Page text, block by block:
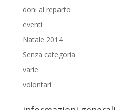
doni al reparto
eventi
Natale 2014
Senza categoria
varie
volontari